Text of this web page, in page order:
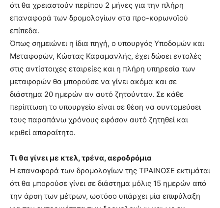
ότι θα χρειαστούν περίπου 2 μήνες για την πλήρη
επαναφορά των δρομολογίων στα προ-κορωνοϊού
επίπεδα.
Όπως σημειώνει η ίδια πηγή, ο υπουργός Υποδομών και
Μεταφορών, Κώστας Καραμανλής, έχει δώσει εντολές
στις αντίστοιχες εταιρείες και η πλήρη υπηρεσία των
μεταφορών θα μπορούσε να γίνει ακόμα και σε
διάστημα 20 ημερών αν αυτό ζητούνταν. Σε κάθε
περίπτωση το υπουργείο είναι σε θέση να συντομεύσει
τους παραπάνω χρόνους εφόσον αυτό ζητηθεί και
κριθεί απαραίτητο.
Τι θα γίνει με κτελ, τρένα, αεροδρόμια
Η επαναφορά των δρομολογίων της ΤΡΑΙΝΟΣΕ εκτιμάται
ότι θα μπορούσε γίνει σε διάστημα μόλις 15 ημερών από
την άρση των μέτρων, ωστόσο υπάρχει μία επιφύλαξη